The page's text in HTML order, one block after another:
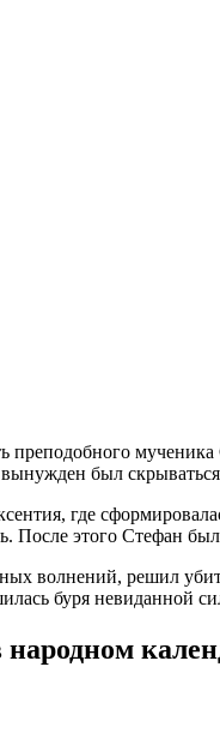
преподобного
был
где
После этого Стефан
волнений, решил
буря невиданной